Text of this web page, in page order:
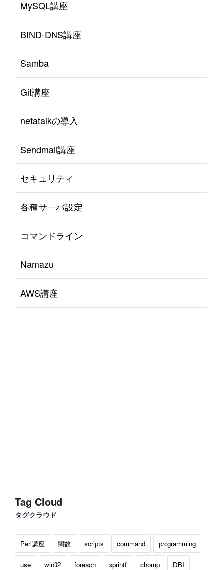
MySQL講座
BIND-DNS講座
Samba
Git講座
netatalkの導入
Sendmail講座
セキュリティ
各種サーバ設定
コマンドライン
Namazu
AWS講座
Tag Cloud
タグクラウド
Perl講座 関数 scripts command programming
use win32 foreach sprintf chomp DBI